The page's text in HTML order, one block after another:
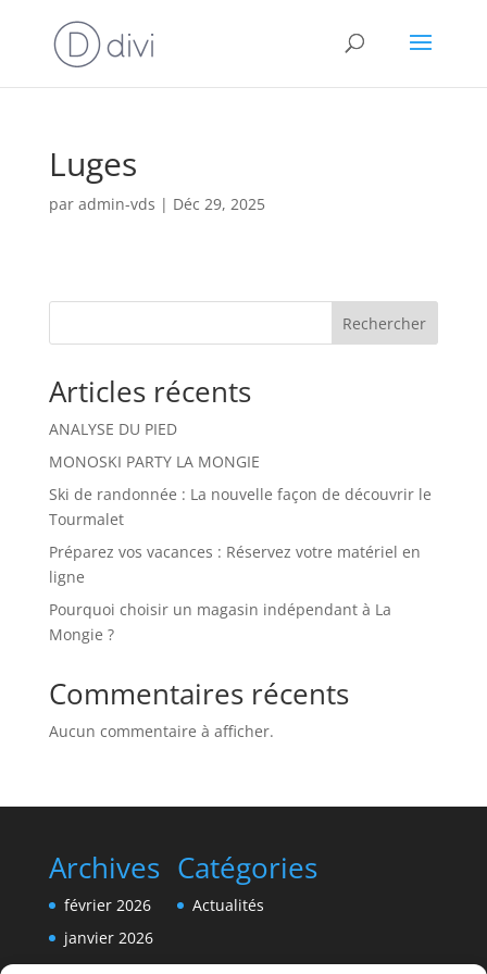
Luges
par admin-vds | Déc 29, 2025
Rechercher
Articles récents
ANALYSE DU PIED
MONOSKI PARTY LA MONGIE
Ski de randonnée : La nouvelle façon de découvrir le
Tourmalet
Préparez vos vacances : Réservez votre matériel en
ligne
Pourquoi choisir un magasin indépendant à La
Mongie ?
Commentaires récents
Aucun commentaire à afficher.
Archives
février 2026
janvier 2026
Catégories
Actualités